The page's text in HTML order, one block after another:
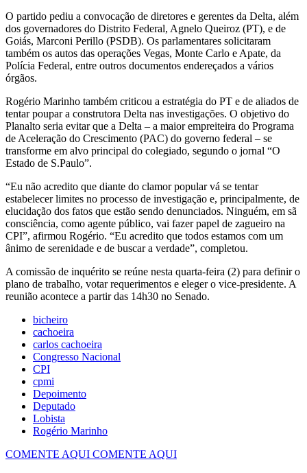
O partido pediu a convocação de diretores e gerentes da Delta, além
dos governadores do Distrito Federal, Agnelo Queiroz (PT), e de
Goiás, Marconi Perillo (PSDB). Os parlamentares solicitaram
também os autos das operações Vegas, Monte Carlo e Apate, da
Polícia Federal, entre outros documentos endereçados a vários
órgãos.
Rogério Marinho também criticou a estratégia do PT e de aliados de
tentar poupar a construtora Delta nas investigações. O objetivo do
Planalto seria evitar que a Delta – a maior empreiteira do Programa
de Aceleração do Crescimento (PAC) do governo federal – se
transforme em alvo principal do colegiado, segundo o jornal “O
Estado de S.Paulo”.
“Eu não acredito que diante do clamor popular vá se tentar
estabelecer limites no processo de investigação e, principalmente, de
elucidação dos fatos que estão sendo denunciados. Ninguém, em sã
consciência, como agente público, vai fazer papel de zagueiro na
CPI”, afirmou Rogério. “Eu acredito que todos estamos com um
ânimo de serenidade e de buscar a verdade”, completou.
A comissão de inquérito se reúne nesta quarta-feira (2) para definir o
plano de trabalho, votar requerimentos e eleger o vice-presidente. A
reunião acontece a partir das 14h30 no Senado.
bicheiro
cachoeira
carlos cachoeira
Congresso Nacional
CPI
cpmi
Depoimento
Deputado
Lobista
Rogério Marinho
COMENTE AQUI COMENTE AQUI